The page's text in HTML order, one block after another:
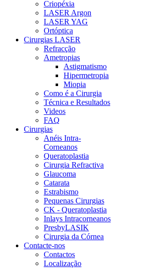
Criopéxia
LASER Argon
LASER YAG
Ortóptica
Cirurgias LASER
Refracção
Ametropias
Astigmatismo
Hipermetropia
Miopia
Como é a Cirurgia
Técnica e Resultados
Videos
FAQ
Cirurgias
Anéis Intra-
Corneanos
Queratoplastia
Cirurgia Refractiva
Glaucoma
Catarata
Estrabismo
Pequenas Cirurgias
CK - Queratoplastia
Inlays Intracorneanos
PresbyLASIK
Cirurgia da Córnea
Contacte-nos
Contactos
Localização